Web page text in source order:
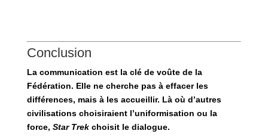
Conclusion
La communication est la clé de voûte de la
Fédération. Elle ne cherche pas à effacer les
différences, mais à les accueillir. Là où d’autres
civilisations choisiraient l’uniformisation ou la
force, Star Trekchoisit le dialogue.